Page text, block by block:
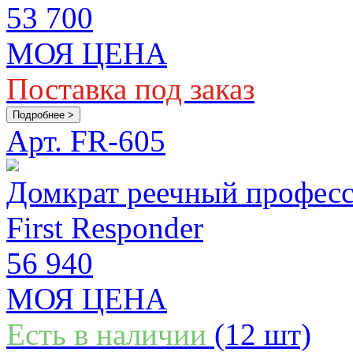
53 700
МОЯ ЦЕНА
Поставка под заказ
Подробнее >
Арт. FR-605
Домкрат реечный
First Responder
56 940
МОЯ ЦЕНА
Есть в наличии (12 шт)